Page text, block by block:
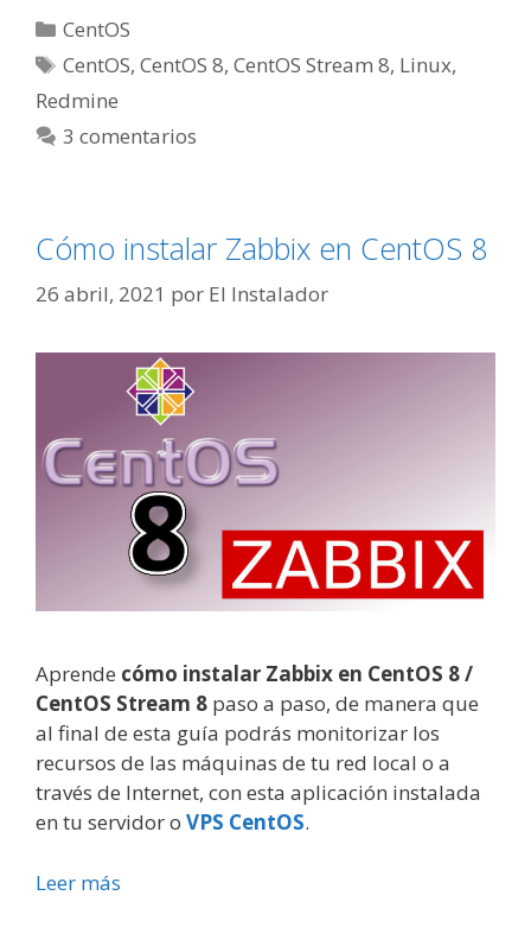
Categorías
CentOS
Etiquetas
CentOS,CentOS 8,CentOS Stream 8, Linux,
Redmine
3 comentarios
Cómo instalar Zabbix en CentOS 8
26 abril, 2021 por El Instalador
Aprende cómo instalar Zabbix en CentOS 8 /
CentOS Stream 8 paso a paso, de manera que
al final de esta guía podrás monitorizar los
recursos de las máquinas de tu red local o a
través de Internet, con esta aplicación instalada
en tu servidor o VPS CentOS.
Leer más